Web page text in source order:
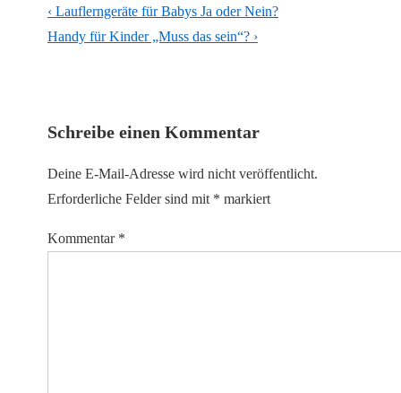
Beitragsnavigation
Vorheriger
Beitrag
‹ Lauflerngeräte für Babys Ja oder Nein?
Nächster
Handy für Kinder „Muss das sein“? ›
Schreibe einen Kommentar
Deine E-Mail-Adresse wird nicht veröffentlicht.
Erforderliche Felder sind mit * markiert
Kommentar *